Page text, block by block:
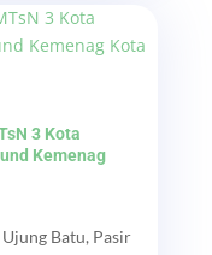
3 Kota
Kemenag
Batu, Pasir